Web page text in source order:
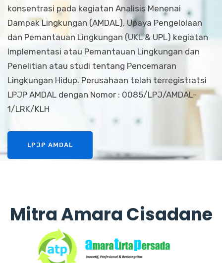
konsentrasi pada kegiatan Analisis Menenai
Dampak Lingkungan (AMDAL), Upaya Pengelolaan
dan Pemantauan Lingkungan (UKL & UPL) kegiatan
Implementasi atau Pemantauan Lingkungan dan
Penelitian atau studi tentang Pencemaran
Lingkungan Hidup. Perusahaan telah terregistratsi
LPJP AMDAL dengan Nomor : 0085/LPJ/AMDAL-
1/LRK/KLH
LPJP AMDAL
Mitra Amara Cisadane